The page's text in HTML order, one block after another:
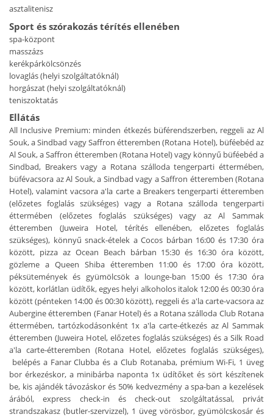
asztalitenisz
Sport és szórakozás térítés ellenében
spa-központ
masszázs
kerékpárkölcsönzés
lovaglás (helyi szolgáltatóknál)
horgászat (helyi szolgáltatóknál)
teniszoktatás
Ellátás
All Inclusive Premium: minden étkezés büférendszerben, reggeli az Al
Souk, a Sindbad vagy Saffron étteremben (Rotana Hotel), büféebéd az
Al Souk, a Saffron étteremben (Rotana Hotel) vagy könnyű büféebéd a
Sindbad, Breakers vagy a Rotana szálloda tengerparti éttermében,
büfévacsora az Al Souk, a Sindbad vagy a Saffron étteremben (Rotana
Hotel), valamint vacsora a'la carte a Breakers tengerparti étteremben
(előzetes foglalás szükséges) vagy a Rotana szálloda tengerparti
éttermében (előzetes foglalás szükséges) vagy az Al Sammak
étteremben (Juweira Hotel, térítés ellenében, előzetes foglalás
szükséges), könnyű snack-ételek a Cocos bárban 16:00 és 17:30 óra
között, pizza az Ocean Beach bárban 15:30 és 16:30 óra között,
gözleme a Queen Shiba étteremben 11:00 és 17:00 óra között,
péksütemények és gyümölcsök a lounge-ban 15:00 és 17:30 óra
között, korlátlan üdítők, egyes helyi alkoholos italok 12:00 és 00:30 óra
között (pénteken 14:00 és 00:30 között), reggeli és a'la carte-vacsora az
Aubergine étteremben (Fanar Hotel) és a Rotana szálloda Club Rotana
éttermében, tartózkodásonként 1x a'la carte-étkezés az Al Sammak
étteremben (Juweira Hotel, előzetes foglalás szükséges) és a Silk Road
a'la carte-étteremben (Rotana Hotel, előzetes foglalás szükséges),
belépés a Fanar Clubba és a Club Rotanaba, prémium Wi-Fi, 1 üveg
bor érkezéskor, a minibárba naponta 1x üdítőket és sört készítenek
be, kis ajándék távozáskor és 50% kedvezmény a spa-ban a kezelések
árából, express check-in és check-out szolgáltatással, privát
strandszakasz (butler-szervizzel), 1 üveg vörösbor, gyümölcskosár és